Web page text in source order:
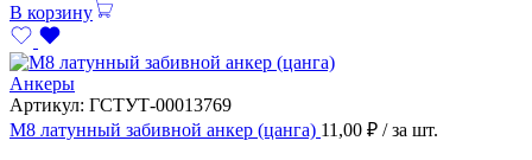
В корзину
Анкеры
Артикул: ГСТУТ-00013769
М8 латунный забивной анкер (цанга) 11,00 ₽ / за шт.